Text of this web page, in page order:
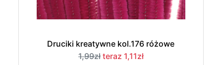
Druciki kreatywne kol.176 różowe
1,99zł teraz 1,11zł